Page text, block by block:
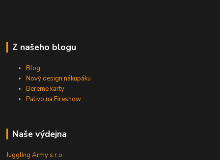
Z našeho blogu
Blog
Nový design nákupáku
Bereme karty
Palivo na Fireshow
Naše výdejna
Juggling Army s.r.o.